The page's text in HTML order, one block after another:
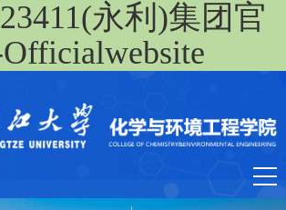
永利)集团官